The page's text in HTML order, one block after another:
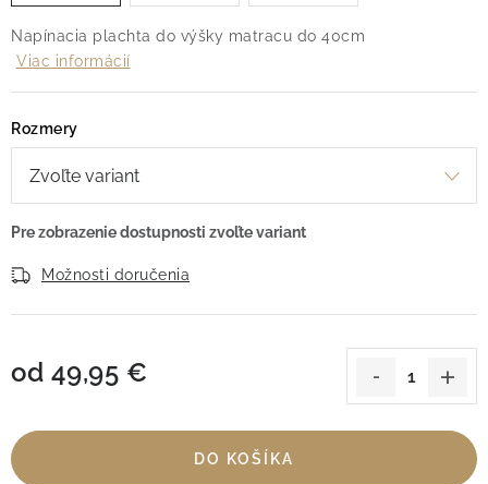
Napínacia plachta do výšky matracu do 40cm
Viac informácií
Rozmery
Možnosti doručenia
od 49,95 €
DO KOŠÍKA